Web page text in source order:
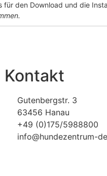
den Download und die
Kontakt
Gutenbergstr. 3
63456 Hanau
+49 (0)175/5988800
info@hundezentrum-